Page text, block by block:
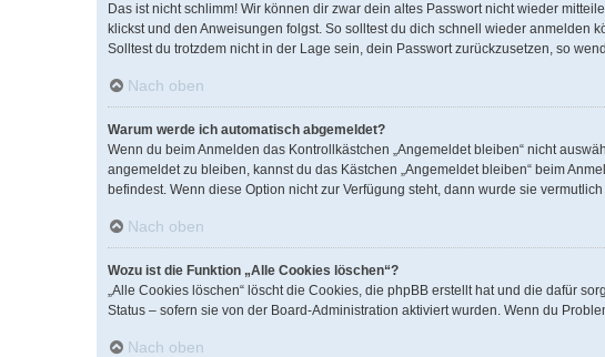
Das ist nicht schlimm! Wir können dir zwar dein altes Passwort nicht wieder
klickst und den Anweisungen folgst. So solltest du dich schnell wieder anmelden
Solltest du trotzdem nicht in der Lage sein, dein Passwort zurückzusetzen, so
Nach oben
Warum werde ich automatisch abgemeldet?
Wenn du beim Anmelden das Kontrollkästchen „Angemeldet bleiben“ nicht
angemeldet zu bleiben, kannst du das Kästchen „Angemeldet bleiben“ beim
befindest. Wenn diese Option nicht zur Verfügung steht, dann wurde sie
Nach oben
Wozu ist die Funktion „Alle Cookies löschen“?
„Alle Cookies löschen“ löscht die Cookies, die phpBB erstellt hat und die dafür
Status – sofern sie von der Board-Administration aktiviert wurden. Wenn du
Nach oben